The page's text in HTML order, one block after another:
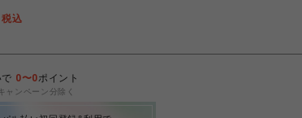
税込
0〜0ポイント
ャンペーン分除く